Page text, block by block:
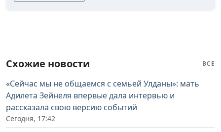
Схожие новости ВСЕ
«Сейчас мы не общаемся с семьей Улданы»: мать
Адилета Зейнеля впервые дала интервью и
рассказала свою версию событий
Сегодня, 17:42